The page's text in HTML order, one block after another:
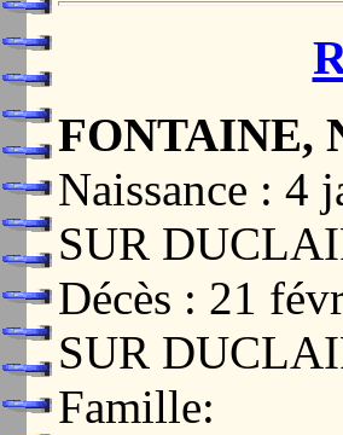
FONTAINE,
Naissance : 4
SUR
Décès : 21
SUR
Famille: